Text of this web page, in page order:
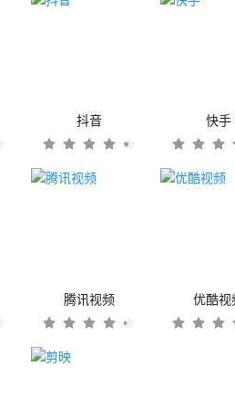
抖音 快手
腾讯视频 优酷视